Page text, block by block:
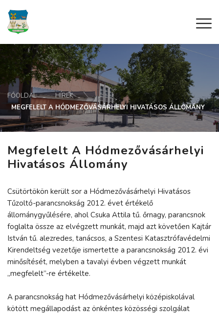
FŐOLDAL
HÍREK
MEGFELELT A HÓDMEZŐVÁSÁRHELYI HIVATÁSOS ÁLLOMÁNY
Megfelelt A Hódmezővásárhelyi
Hivatásos Állomány
Csütörtökön került sor a Hódmezővásárhelyi Hivatásos
Tűzoltó-parancsnokság 2012. évet értékelő
állománygyűlésére, ahol Csuka Attila tű. őrnagy, parancsnok
foglalta össze az elvégzett munkát, majd azt követően Kajtár
István tű. alezredes, tanácsos, a Szentesi Katasztrófavédelmi
Kirendeltség vezetője ismertette a parancsnokság 2012. évi
minősítését, melyben a tavalyi évben végzett munkát
„megfelelt”-re értékelte.
A parancsnokság hat Hódmezővásárhelyi középiskolával
kötött megállapodást az önkéntes közösségi szolgálat